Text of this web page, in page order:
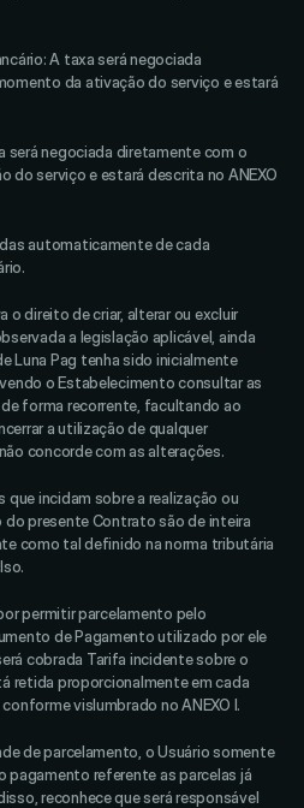
A taxa será negociada
da ativação do serviço e estará
será negociada diretamente com o
do serviço e estará descrita no ANEXO
automaticamente de cada
o direito de criar, alterar ou excluir
a legislação aplicável, ainda
Luna Pag tenha sido inicialmente
o Estabelecimento consultar as
forma recorrente, facultando ao
a utilização de qualquer
concorde com as alterações.
incidam sobre a realização ou
do presente Contrato são de inteira
como tal definido na norma tributária
permitir parcelamento pelo
de Pagamento utilizado por ele
cobrada Tarifa incidente sobre o
retida proporcionalmente em cada
vislumbrado no ANEXO I.
de parcelamento, o Usuário somente
pagamento referente as parcelas já
reconhece que será responsável